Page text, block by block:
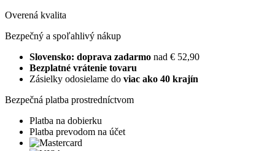
Overená kvalita
Bezpečný a spoľahlivý nákup
Slovensko: doprava zadarmo nad € 52,90
Bezplatné vrátenie tovaru
Zásielky odosielame do viac ako 40 krajín
Bezpečná platba prostredníctvom
Platba na dobierku
Platba prevodom na účet